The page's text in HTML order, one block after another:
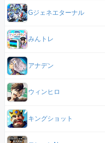
Gジェネエターナル
みんトレ
アナデン
ウィンヒロ
キングショット